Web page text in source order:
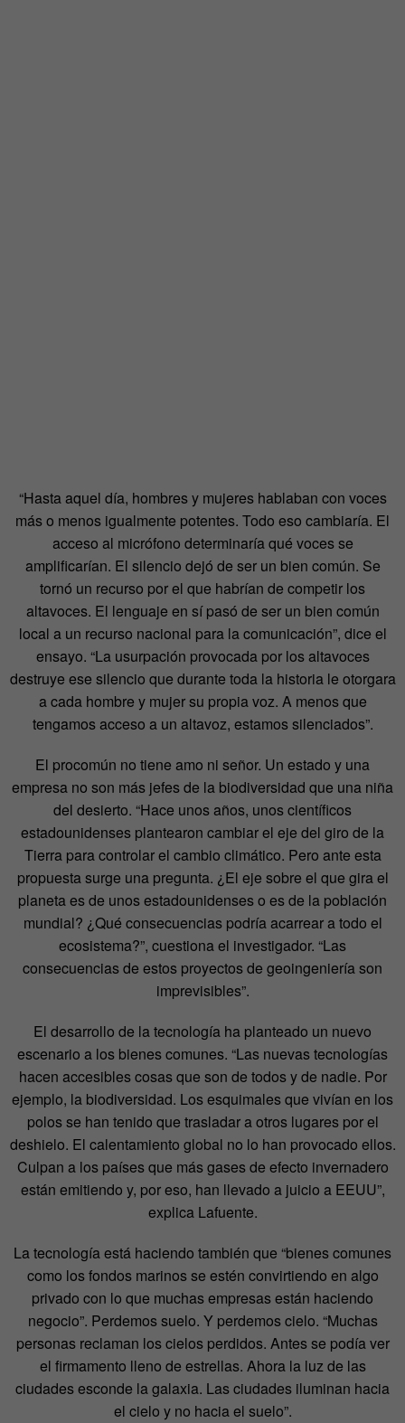
“Hasta aquel día, hombres y mujeres hablaban con voces
más o menos igualmente potentes. Todo eso cambiaría. El
acceso al micrófono determinaría qué voces se
amplificarían. El silencio dejó de ser un bien común. Se
tornó un recurso por el que habrían de competir los
altavoces. El lenguaje en sí pasó de ser un bien común
local a un recurso nacional para la comunicación”, dice el
ensayo. “La usurpación provocada por los altavoces
destruye ese silencio que durante toda la historia le otorgara
a cada hombre y mujer su propia voz. A menos que
tengamos acceso a un altavoz, estamos silenciados”.
El procomún no tiene amo ni señor. Un estado y una
empresa no son más jefes de la biodiversidad que una niña
del desierto. “Hace unos años, unos científicos
estadounidenses plantearon cambiar el eje del giro de la
Tierra para controlar el cambio climático. Pero ante esta
propuesta surge una pregunta. ¿El eje sobre el que gira el
planeta es de unos estadounidenses o es de la población
mundial? ¿Qué consecuencias podría acarrear a todo el
ecosistema?”, cuestiona el investigador. “Las
consecuencias de estos proyectos de geoingeniería son
imprevisibles”.
El desarrollo de la tecnología ha planteado un nuevo
escenario a los bienes comunes. “Las nuevas tecnologías
hacen accesibles cosas que son de todos y de nadie. Por
ejemplo, la biodiversidad. Los esquimales que vivían en los
polos se han tenido que trasladar a otros lugares por el
deshielo. El calentamiento global no lo han provocado ellos.
Culpan a los países que más gases de efecto invernadero
están emitiendo y, por eso, han llevado a juicio a EEUU”,
explica Lafuente.
La tecnología está haciendo también que “bienes comunes
como los fondos marinos se estén convirtiendo en algo
privado con lo que muchas empresas están haciendo
negocio”. Perdemos suelo. Y perdemos cielo. “Muchas
personas reclaman los cielos perdidos. Antes se podía ver
el firmamento lleno de estrellas. Ahora la luz de las
ciudades esconde la galaxia. Las ciudades iluminan hacia
el cielo y no hacia el suelo”.